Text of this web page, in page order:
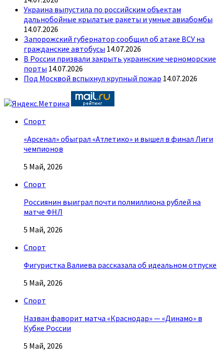
Украина выпустила по российским объектам
дальнобойные крылатые ракеты и умные авиабомбы
14.07.2026
Запорожский губернатор сообщил об атаке ВСУ на
гражданские автобусы 14.07.2026
В России призвали закрыть украинские черноморские
порты 14.07.2026
Под Москвой вспыхнул крупный пожар 14.07.2026
Спорт
«Арсенал» обыграл «Атлетико» и вышел в финал Лиги
чемпионов
5 Май, 2026
Спорт
Россиянин выиграл почти полмиллиона рублей на
матче ФНЛ
5 Май, 2026
Спорт
Фигуристка Валиева рассказала об идеальном отпуске
5 Май, 2026
Спорт
Назван фаворит матча «Краснодар» — «Динамо» в
Кубке России
5 Май, 2026